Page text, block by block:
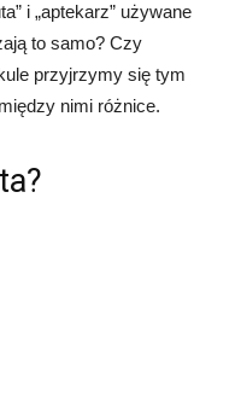
i „aptekarz” używane
to samo? Czy
przyjrzymy się tym
nimi różnice.